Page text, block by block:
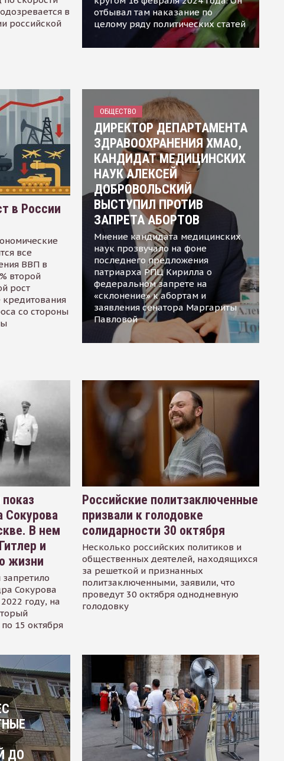
в
российской
отбывал там наказание по
целому ряду политических статей
в России
все
ВВП в
второй
рост
со стороны
ОБЩЕСТВО
ДИРЕКТОР ДЕПАРТАМЕНТА
ЗДРАВООХРАНЕНИЯ ХМАО,
КАНДИДАТ МЕДИЦИНСКИХ
НАУК АЛЕКСЕЙ
ДОБРОВОЛЬСКИЙ
ВЫСТУПИЛ ПРОТИВ
ЗАПРЕТА АБОРТОВ
Мнение кандидата медицинских
наук прозвучало на фоне
последнего предложения
патриарха РПЦ Кирилла о
федеральном запрете на
«склонение» к абортам и
заявления сенатора Маргариты
Павловой
Сокурова
В нем
и
жизни
Сокурова
году, на
15 октября
Российские политзаключенные
призвали к голодовке
солидарности 30 октября
Несколько российских политиков и
общественных деятелей, находящихся
за решеткой и признанных
политзаключенными, заявили, что
проведут 30 октября однодневную
голодовку
ДО